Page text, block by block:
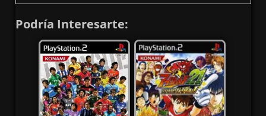
Podría Interesarte: